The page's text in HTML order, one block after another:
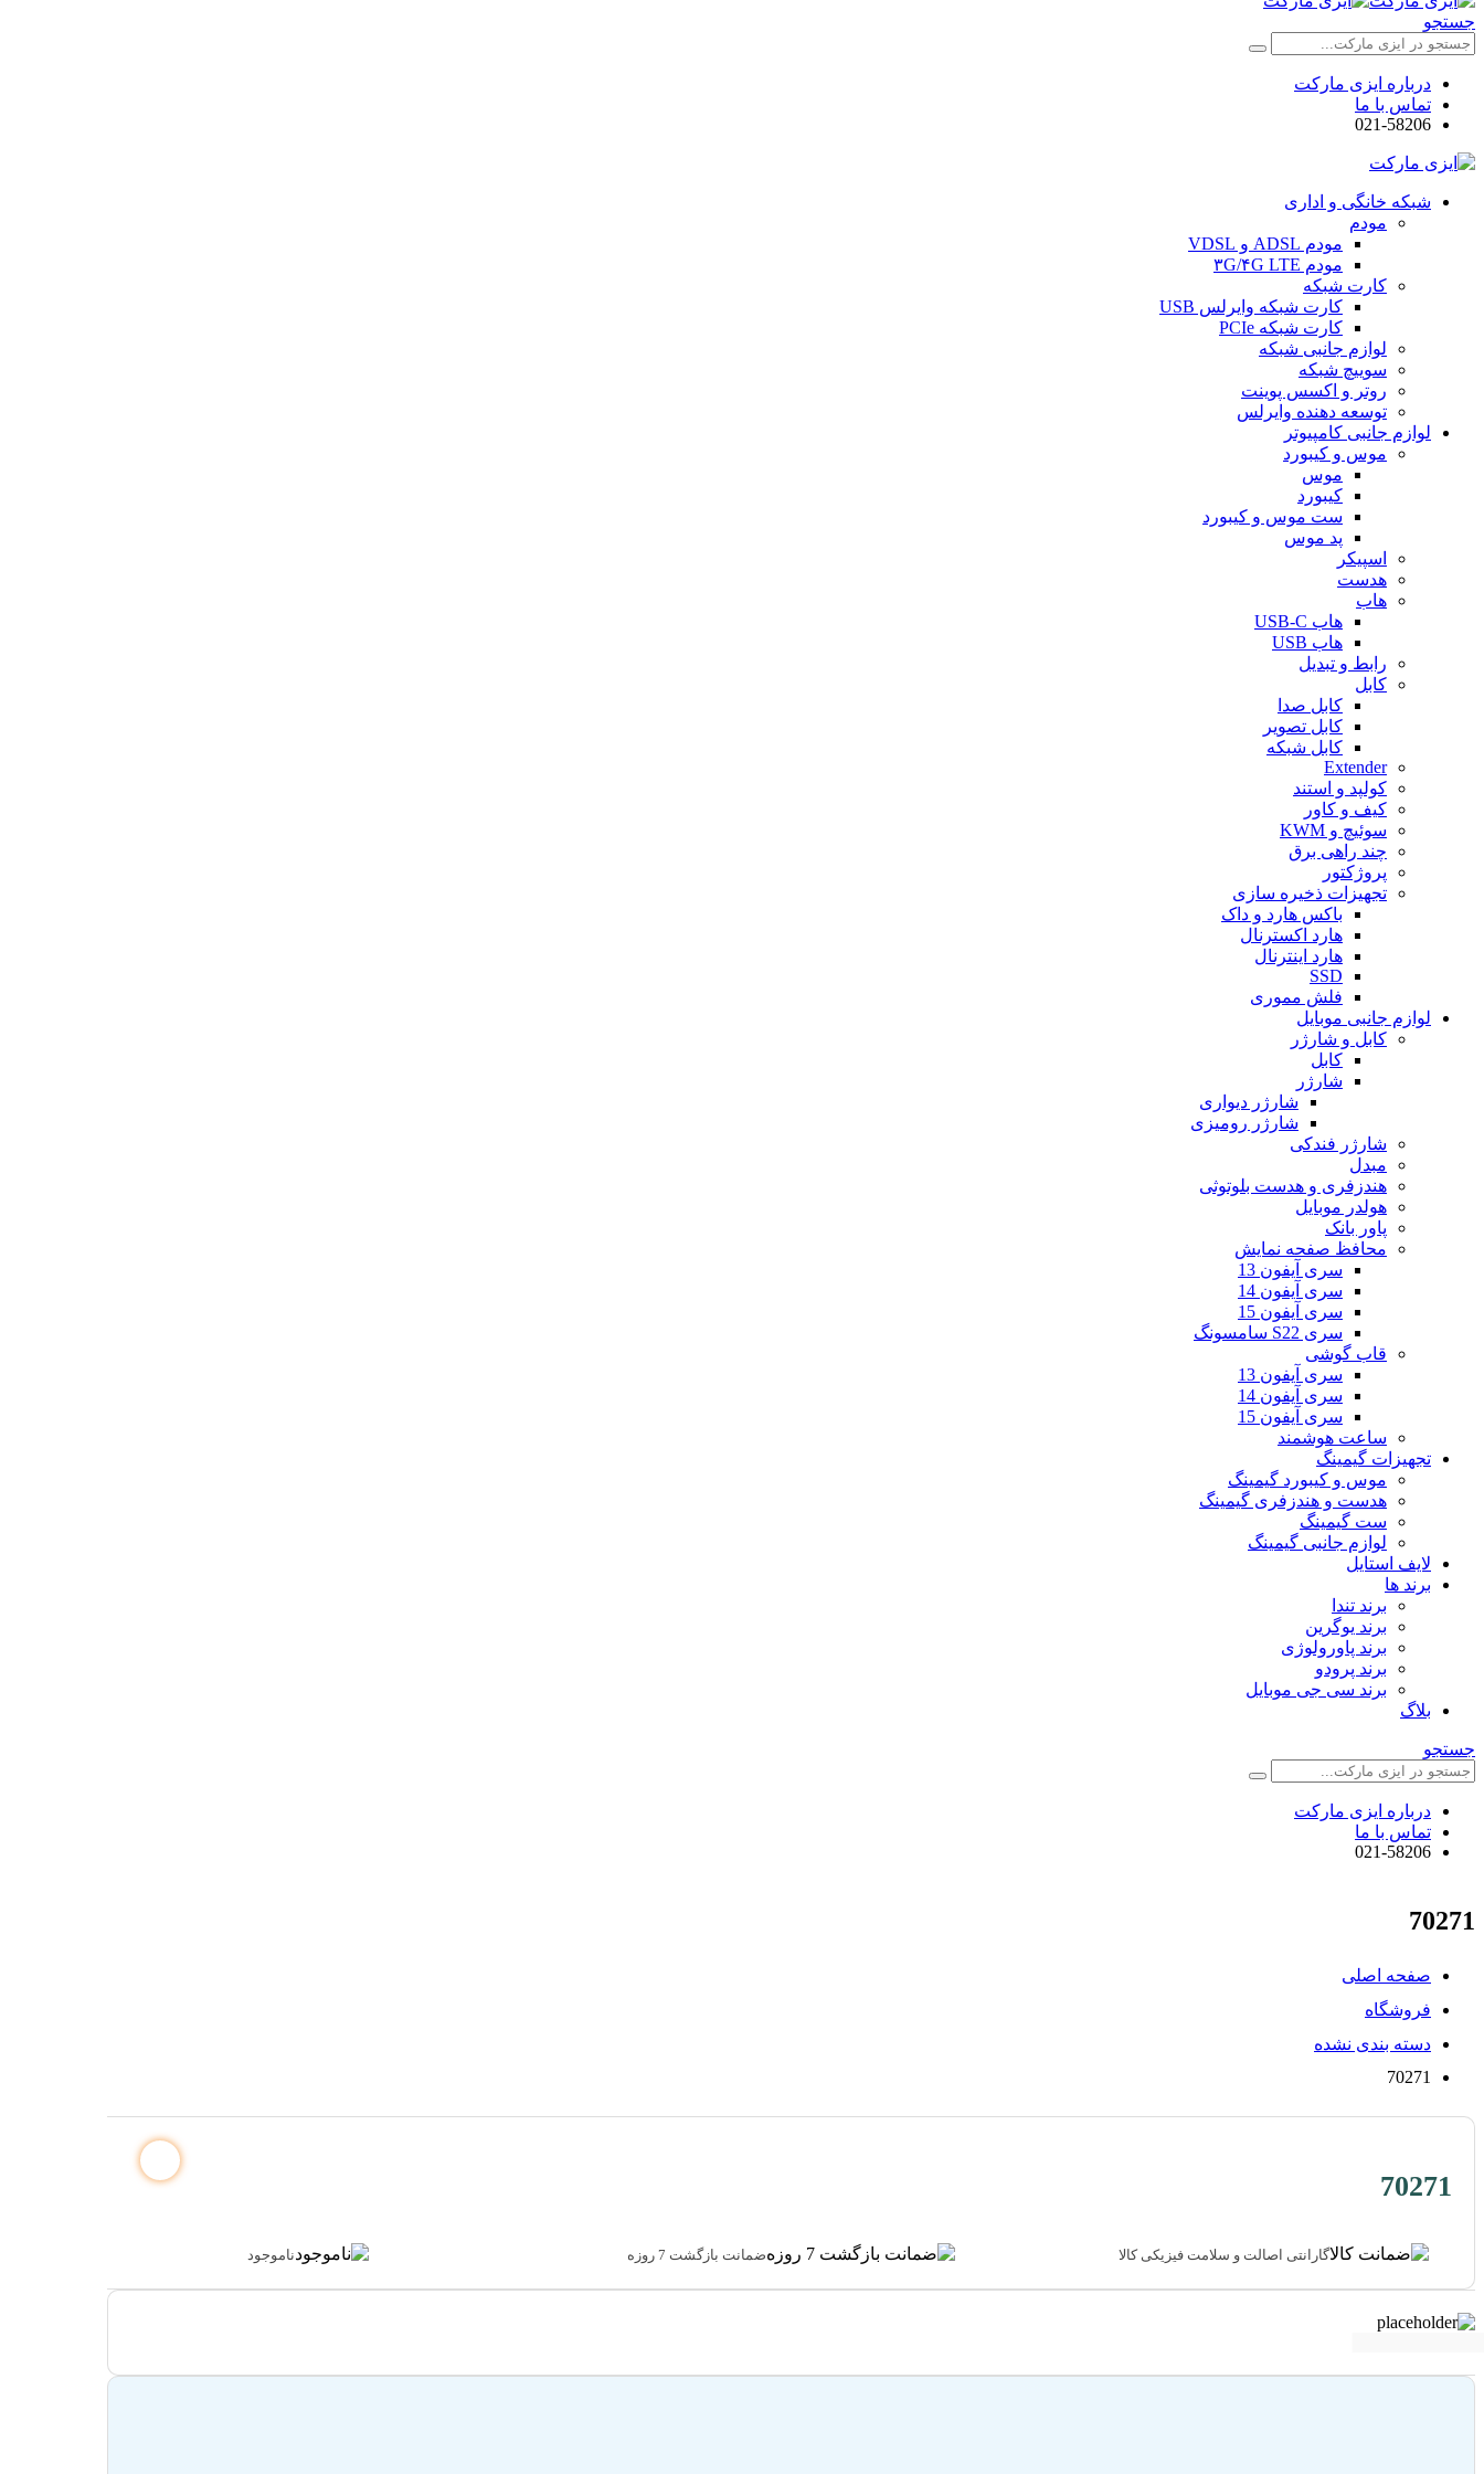
جستجو
درباره ایزی مارکت
تماس با ما
021-58206
شبکه خانگی و اداری
مودم
مودم ADSL و VDSL
مودم ۳G/۴G LTE
کارت شبکه
کارت شبکه وایرلس USB
کارت شبکه PCIe
لوازم جانبی شبکه
سوییچ شبکه
روتر و اکسس پوینت
توسعه دهنده وایرلس
لوازم جانبی کامپیوتر
موس و کیبورد
موس
کیبورد
ست موس و کیبورد
پد موس
اسپیکر
هدست
هاب
هاب USB-C
هاب USB
رابط و تبدیل
کابل
کابل صدا
کابل تصویر
کابل شبکه
Extender
کولپد و استند
کیف و کاور
سوئیچ و KWM
چند راهی برق
پروژکتور
تجهیزات ذخیره سازی
باکس هارد و داک
هارد اکسترنال
هارد اینترنال
SSD
فلش مموری
لوازم جانبی موبایل
کابل و شارژر
کابل
شارژر
شارژر دیواری
شارژر رومیزی
شارژر فندکی
مبدل
هندزفری و هدست بلوتوثی
هولدر موبایل
پاور بانک
محافظ صفحه نمایش
سری آیفون 13
سری آیفون 14
سری آیفون 15
سری S22 سامسونگ
قاب گوشی
سری آیفون 13
سری آیفون 14
سری آیفون 15
ساعت هوشمند
تجهیزات گیمینگ
موس و کیبورد گیمینگ
هدست و هندزفری گیمینگ
ست گیمینگ
لوازم جانبی گیمینگ
لایف استایل
برند ها
برند تندا
برند یوگرین
برند پاورولوژی
برند پرودو
برند سی جی موبایل
بلاگ
جستجو
درباره ایزی مارکت
تماس با ما
021-58206
70271
صفحه اصلی
فروشگاه
دسته بندی نشده
70271
70271
گارانتی اصالت و سلامت فیزیکی کالا ضمانت بازگشت 7 روزه ناموجود